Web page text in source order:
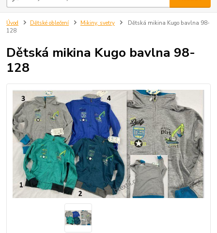
Úvod Dětské oblečení Mikiny, svetry
Dětská mikina Kugo bavlna 98-
128
Dětská mikina Kugo bavlna 98-
128